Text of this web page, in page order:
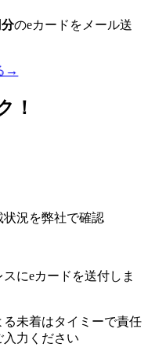
分のeカードをメール送
→
！
況を弊社で確認
にeカードを送付しま
る未着はタイミーで責任
入力ください